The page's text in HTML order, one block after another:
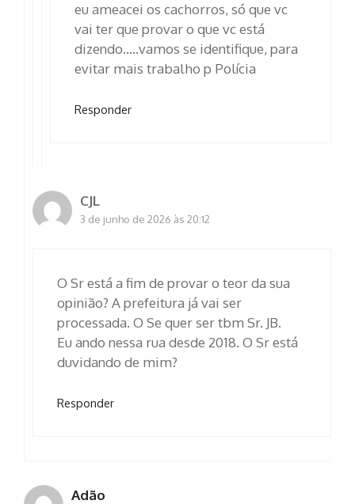
eu ameacei os cachorros, só que vc
vai ter que provar o que vc está
dizendo…..vamos se identifique, para
evitar mais trabalho p Polícia
Responder
CJL
3 de junho de 2026 às 20:12
O Sr está a fim de provar o teor da sua
opinião? A prefeitura já vai ser
processada. O Se quer ser tbm Sr. JB.
Eu ando nessa rua desde 2018. O Sr está
duvidando de mim?
Responder
Adão